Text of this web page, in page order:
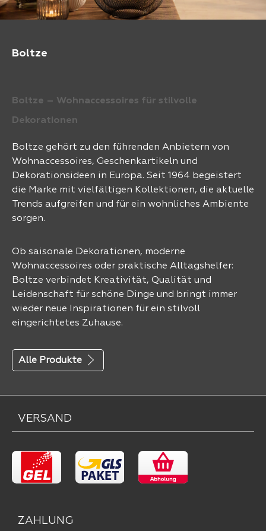
Boltze
Boltze – Wohnaccessoires für stilvolle
Dekorationen
Boltze gehört zu den führenden Anbietern von
Wohnaccessoires, Geschenkartikeln und
Dekorationsideen in Europa. Seit 1964 begeistert
die Marke mit vielfältigen Kollektionen, die aktuelle
Trends aufgreifen und für ein wohnliches Ambiente
sorgen.
Ob saisonale Dekorationen, moderne
Wohnaccessoires oder praktische Alltagshelfer:
Boltze verbindet Kreativität, Qualität und
Leidenschaft für schöne Dinge und bringt immer
wieder neue Inspirationen für ein stilvoll
eingerichtetes Zuhause.
Alle Produkte
VERSAND
ZAHLUNG